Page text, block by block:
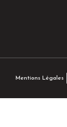
Mentions Légales